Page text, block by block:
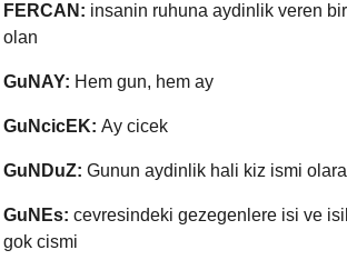
FERCAN: insanin ruhuna aydinlik veren
olan
GuNAY: Hem gun, hem ay
GuNcicEK: Ay cicek
GuNDuZ: Gunun aydinlik hali kiz ismi
GuNEs: cevresindeki gezegenlere isi ve
gok cismi